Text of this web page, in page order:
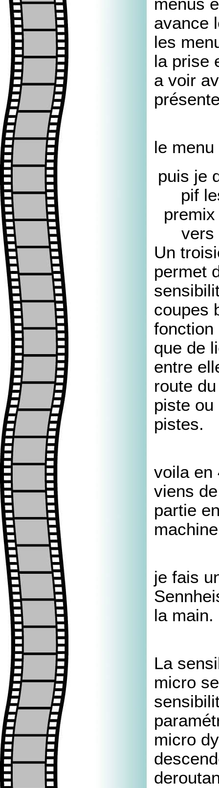
menus
avance
les
la prise
a voir
le
puis je
pif
vers
Un
permet
coupes
fonction
que de
entre
route
piste
pistes.
voila en
viens
partie
je fais
la main.
La
micro
micro